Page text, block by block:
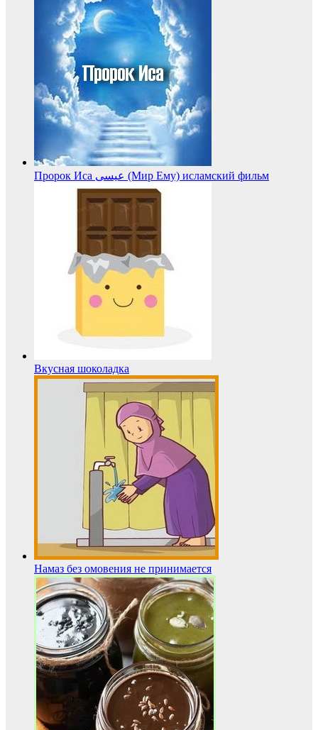
Пророк Иса عيسى (Мир Ему) исламский фильм
Вкусная шоколадка
Намаз без омовения не принимается